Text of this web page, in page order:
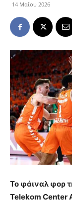
14 Μαΐου 2026
Το φάιναλ φορ
Telekom Center